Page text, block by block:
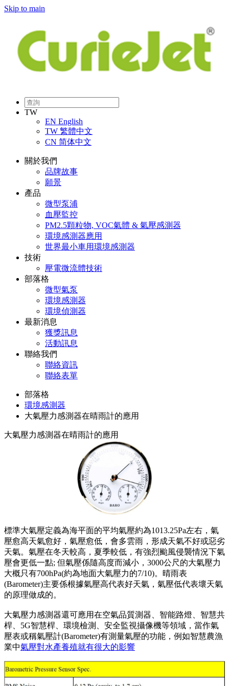
Skip to main
TW
EN English
TW 繁體中文
CN 简体中文
關於我們
品牌故事
願景
產品
微型泵浦
血壓監控
PM2.5顆粒物, VOC氣體 & 氣壓感測器
環境感測器應用
世界最小車用環境感測器
技術
壓電微流體技術
部落格
微型氣泵
環境感測器
環境偵測器
最新消息
獲獎訊息
活動訊息
聯絡我們
聯絡資訊
聯絡表單
部落格
環境感測器
大氣壓力感測器在晴雨計的應用
大氣壓力感測器在晴雨計的應用
標準大氣壓定義為海平面的平均氣壓約為1013.25Pa左右，氣
壓愈高天氣愈好，氣壓愈低，會多雲雨，形成天氣不好或惡劣
天氣。氣壓在冬天較高，夏季較低，有強烈颱風侵襲情況下氣
壓會更低一點; 但氣壓係隨高度而減小，3000公尺的大氣壓力
大概只有700hPa(約為地面大氣壓力的7/10)。晴雨表
(Barometer)主要係根據氣壓高代表好天氣，氣壓低代表壞天氣
的原理做成的。
大氣壓力感測器還可應用在空氣品質測器、智能路燈、智慧共
桿、5G智慧桿、環境檢測、安全監視攝像機等領域，當作氣
壓表或稱氣壓計(Barometer)有測量氣壓的功能，例如智慧農漁
業中氣壓對水產養殖就有很大的影響